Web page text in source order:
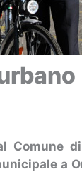
Comune
a